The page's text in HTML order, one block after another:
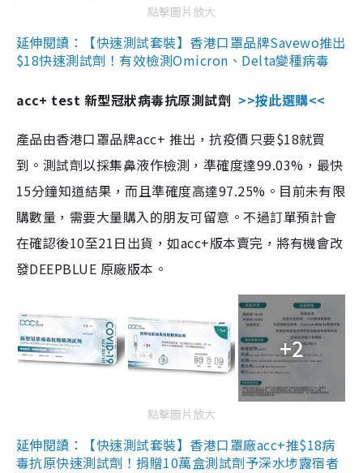
點擊圖片放大
延伸閱讀：【快速測試套裝】香港口罩品牌Savewo推出
$18快速測試劑！有效檢測Omicron、Delta變種病毒
acc+ test 新型冠狀病毒抗原測試劑 >>按此選購<<
產品由香港口罩品牌acc+ 推出，抗疫價只要$18就買
到。測試劑以採集鼻液作檢測，準確度達99.03%，最快
15分鐘知道結果，而且準確度高達97.25%。目前未有限
購數量，需要大量購入的朋友可留意。不過訂單預計會
在確認後10至21日出貨，如acc+版本賣完，將有機會改
發DEEPBLUE 原廠版本。
+2
點擊圖片放大
延伸閱讀：【快速測試套裝】香港口罩廠acc+推$18病
毒抗原快速測試劑！捐贈10萬盒測試劑予深水埗露宿者